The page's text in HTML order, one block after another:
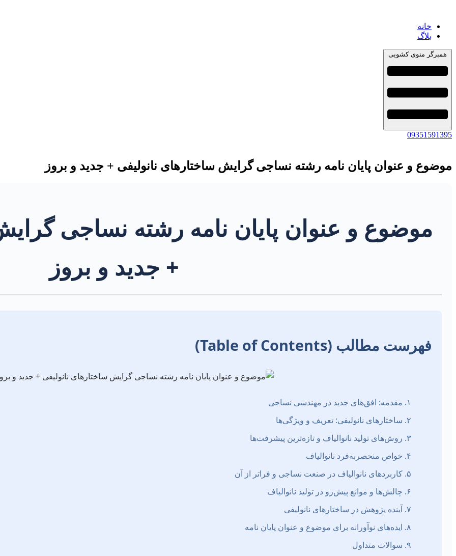
خانه
بلاگ
همبرگر منوی کشویی
09351591395
موضوع و عنوان پایان نامه رشته نساجی گرایش ساختارهای نانولیفی + جدید و بروز
موضوع و عنوان پایان نامه رشته نساجی
+ جدید و بروز
فهرست مطالب (Table of Contents)
۱. مقدمه: افق‌های جدید در مهندسی نساجی
۲. ساختارهای نانولیفی: تعریف و ویژگی‌ها
۳. روش‌های تولید نانوالیاف و تازه‌ترین پیشرفت‌ها
۴. خواص منحصربه‌فرد نانوالیاف
۵. کاربردهای نانوالیاف در صنعت نساجی و فراتر از آن
۶. چالش‌ها و موانع پیش‌رو در تولید نانوالیاف
۷. آینده پژوهش در ساختارهای نانولیفی
۸. ایده‌های نوآورانه برای موضوع و عنوان پایان نامه
۹. سوالات متداول